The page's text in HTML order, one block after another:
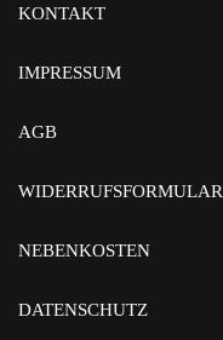
KONTAKT
IMPRESSUM
AGB
WIDERRUFSFORMULAR
NEBENKOSTEN
DATENSCHUTZ